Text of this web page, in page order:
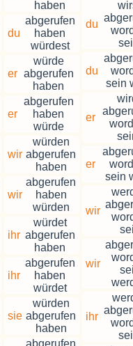
haben
du
abgerufen
haben
würdest
er
würde
abgerufen
haben
er
abgerufen
haben
würde
wir
würden
abgerufen
haben
wir
abgerufen
haben
würden
ihr
würdet
abgerufen
haben
ihr
abgerufen
haben
würdet
sie
würden
abgerufen
haben
abgerufen
du
du
sein
er
er
sein
wir
wir
ihr